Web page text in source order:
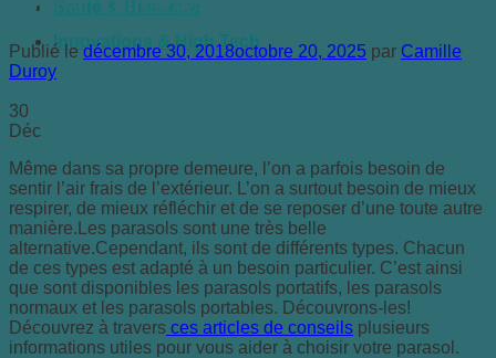
Santé & Bien-être
Innovations & High Tech
Publié ledécembre 30, 2018octobre 20, 2025 par Camille
Duroy
30
Déc
Même dans sa propre demeure, l’on a parfois besoin de
sentir l’air frais de l’extérieur. L’on a surtout besoin de mieux
respirer, de mieux réfléchir et de se reposer d’une toute autre
manière. Les parasols sont une très belle
alternative.Cependant, ils sont de différents types. Chacun
de ces types est adapté à un besoin particulier. C’est ainsi
que sont disponibles les parasols portatifs, les parasols
normaux et les parasols portables. Découvrons-les!
Découvrez à travers ces articles de conseils plusieurs
informations utiles pour vous aider à choisir votre parasol.